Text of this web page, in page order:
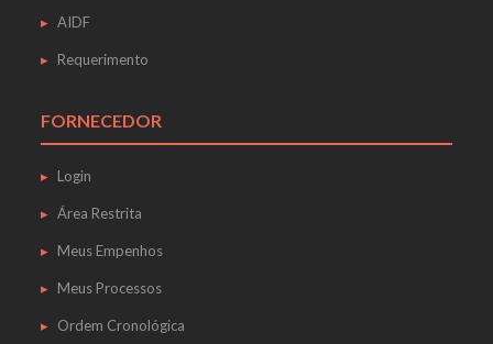
AIDF
Requerimento
FORNECEDOR
Login
Área Restrita
Meus Empenhos
Meus Processos
Ordem Cronológica